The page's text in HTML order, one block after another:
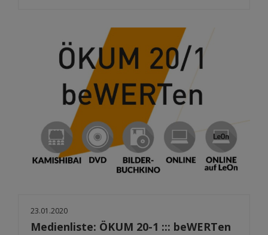
23.01.2020
Medienliste: ÖKUM 20-1 ::: beWERTen